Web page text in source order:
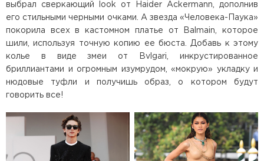
выбрал сверкающий look от Haider Ackermann, дополнив
его стильными черными очками. А звезда «Человека-Паука»
покорила всех в кастомном платье от Balmain, которое
шили, используя точную копию ее бюста. Добавь к этому
колье в виде змеи от Bvlgari, инкрустированное
бриллиантами и огромным изумрудом, «мокрую» укладку и
нюдовые туфли и получишь образ, о котором будут
говорить все!